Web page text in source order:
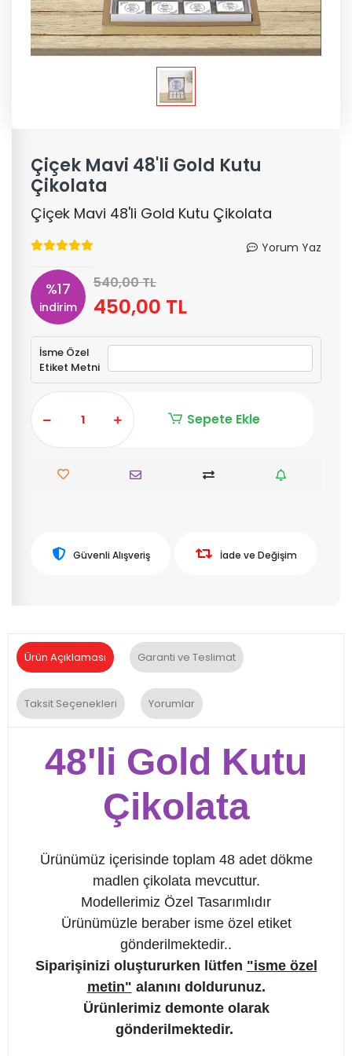
Çiçek Mavi 48'li Gold Kutu
Çikolata
Çiçek Mavi 48'li Gold Kutu Çikolata
Yorum Yaz
%17
indirim
540,00 TL
450,00 TL
İsme Özel
Etiket Metni
Sepete Ekle
Güvenli Alışveriş İade ve Değişim
Ürün Açıklaması Garanti ve Teslimat
Taksit Seçenekleri Yorumlar
48'li Gold Kutu
Çikolata
Ürünümüz içerisinde toplam 48 adet dökme
madlen çikolata mevcuttur.
Modellerimiz Özel Tasarımlıdır
Ürünümüzle beraber isme özel etiket
gönderilmektedir..
Siparişinizi oluştururken lütfen "isme özel
metin" alanını doldurunuz.
Ürünlerimiz demonte olarak
gönderilmektedir.